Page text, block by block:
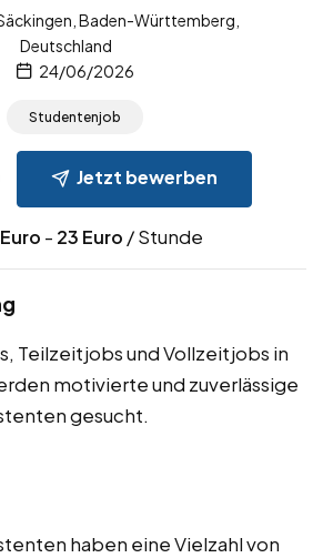
Baden-Württemberg,
Deutschland
24/06/2026
Studentenjob
Jetzt bewerben
Euro - 23 Euro / Stunde
Teilzeitjobs und Vollzeitjobs in
motivierte und zuverlässige
gesucht.
haben eine Vielzahl von